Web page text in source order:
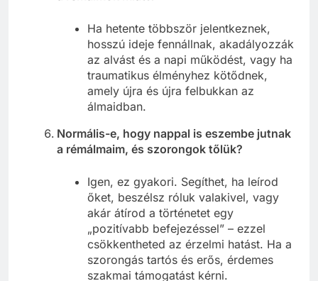
Ha hetente többször jelentkeznek,
hosszú ideje fennállnak, akadályozzák
az alvást és a napi működést, vagy ha
traumatikus élményhez kötődnek,
amely újra és újra felbukkan az
Normális-e, hogy nappal is eszembe jutnak
Igen, ez gyakori. Segíthet, ha leírod
őket, beszélsz róluk valakivel, vagy
akár átírod a történetet egy
„pozitívabb befejezéssel” – ezzel
csökkentheted az érzelmi hatást. Ha a
szorongás tartós és erős, érdemes